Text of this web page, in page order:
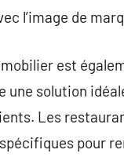
l’image de
est
une solution
Les
pour